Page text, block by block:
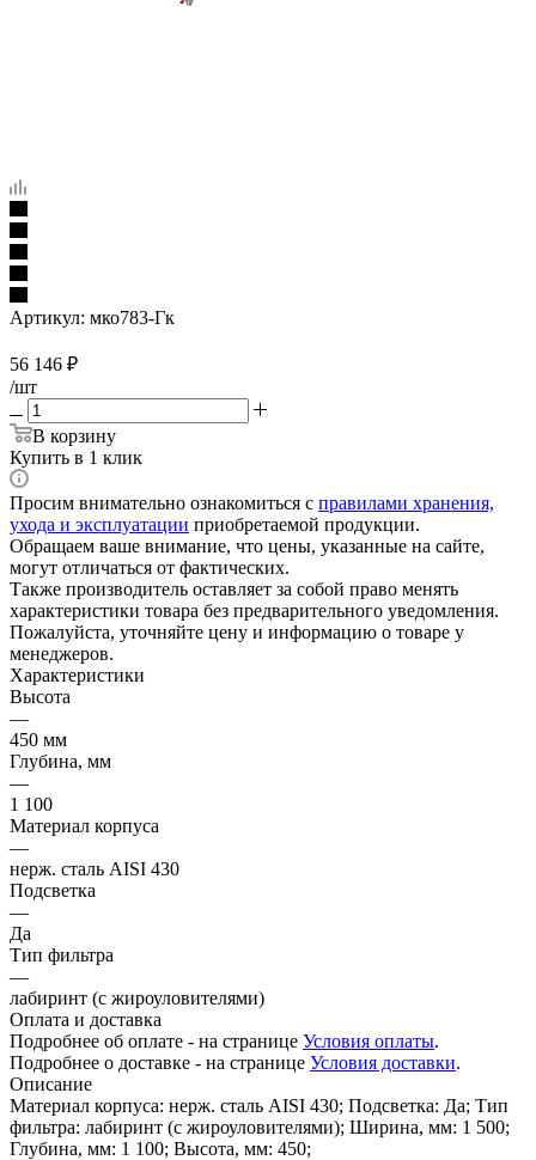
Артикул: мко783-Гк
56 146 ₽
/шт
В корзину
Купить в 1 клик
Просим внимательно ознакомиться с правилами хранения,
ухода и эксплуатации приобретаемой продукции.
Обращаем ваше внимание, что цены, указанные на сайте,
могут отличаться от фактических.
Также производитель оставляет за собой право менять
характеристики товара без предварительного уведомления.
Пожалуйста, уточняйте цену и информацию о товаре у
менеджеров.
Характеристики
Высота
—
450 мм
Глубина, мм
—
1 100
Материал корпуса
—
нерж. сталь AISI 430
Подсветка
—
Да
Тип фильтра
—
лабиринт (с жироуловителями)
Оплата и доставка
Подробнее об оплате - на странице Условия оплаты.
Подробнее о доставке - на странице Условия доставки.
Описание
Материал корпуса: нерж. сталь AISI 430; Подсветка: Да; Тип
фильтра: лабиринт (с жироуловителями); Ширина, мм: 1 500;
Глубина, мм: 1 100; Высота, мм: 450;